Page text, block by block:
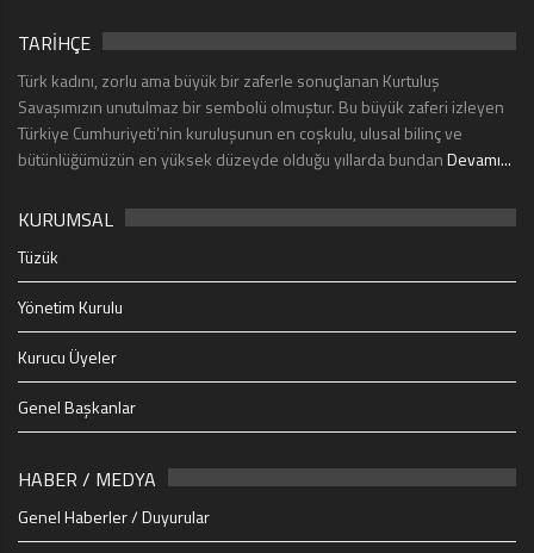
TARİHÇE
Türk kadını, zorlu ama büyük bir zaferle sonuçlanan Kurtuluş
Savaşımızın unutulmaz bir sembolü olmuştur. Bu büyük zaferi izleyen
Türkiye Cumhuriyeti’nin kuruluşunun en coşkulu, ulusal bilinç ve
bütünlüğümüzün en yüksek düzeyde olduğu yıllarda bundanDevamı...
KURUMSAL
Tüzük
Yönetim Kurulu
Kurucu Üyeler
Genel Başkanlar
HABER / MEDYA
Genel Haberler / Duyurular